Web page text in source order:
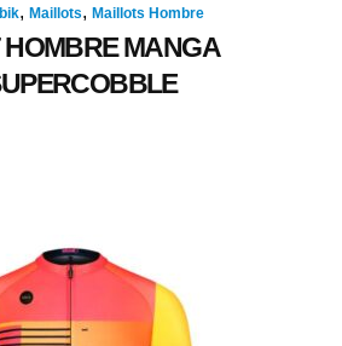
, Maillots, Maillots Hombre
MANGA